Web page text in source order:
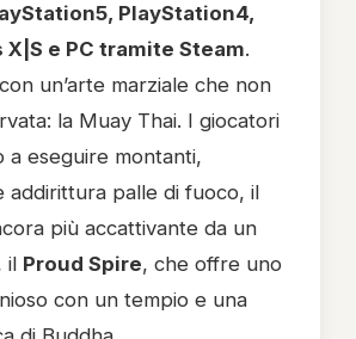
PlayStation4,
X|S e PC tramite Steam.
un’arte marziale che non
la Muay Thai. I giocatori
a eseguire montanti,
addirittura palle di fuoco, il
più accattivante da un
il Proud Spire, che offre uno
con un tempio e una